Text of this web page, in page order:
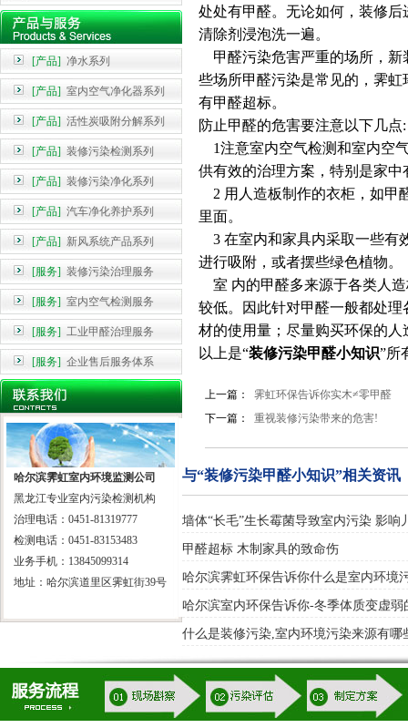
[产品] 净水系列
[产品] 室内空气净化器系列
[产品] 活性炭吸附分解系列
[产品] 装修污染检测系列
[产品] 装修污染净化系列
[产品] 汽车净化养护系列
[产品] 新风系统产品系列
[服务] 装修污染治理服务
[服务] 室内空气检测服务
[服务] 工业甲醛治理服务
[服务] 企业售后服务体系
哈尔滨霁虹室内环境监测公司
黑龙江专业室内污染检测机构
治理电话：0451-81319777
检测电话：0451-83153483
业务手机：13845099314
地址：哈尔滨道里区霁虹街39号
处处有甲醛。无论如何，装修
清除剂浸泡洗一遍。
甲醛污染危害严重的场所，新
些场所甲醛污染是常见的，霁
有甲醛超标。
防止甲醛的危害要注意以下几点:
1注意室内空气检测和室内空
供有效的治理方案，特别是家
2 用人造板制作的衣柜，如甲
里面。
3 在室内和家具内采取一些有
进行吸附，或者摆些绿色植物。
室 内的甲醛多来源于各类人
较低。因此针对甲醛一般都处
材的使用量；尽量购买环保的
以上是“装修污染甲醛小知识”所
上一篇：
霁虹环保告诉你实木≠零甲醛
下一篇：
重视装修污染带来的危害!
与“装修污染甲醛小知识”相关资讯
墙体“长毛”生长霉菌导致室内污染 影
甲醛超标 木制家具的致命伤
哈尔滨霁虹环保告诉你什么是室内环境
哈尔滨室内环保告诉你-冬季体质变虚弱
什么是装修污染,室内环境污染来源有哪